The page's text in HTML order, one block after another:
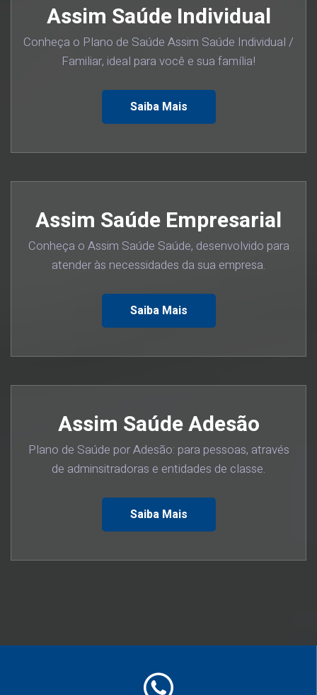
Assim Saúde Individual
Conheça o Plano de Saúde Assim Saúde Individual /
Familiar, ideal para você e sua família!
Saiba Mais
Assim Saúde Empresarial
Conheça o Assim Saúde Saúde, desenvolvido para
atender às necessidades da sua empresa.
Saiba Mais
Assim Saúde Adesão
Plano de Saúde por Adesão: para pessoas, através
de adminsitradoras e entidades de classe.
Saiba Mais